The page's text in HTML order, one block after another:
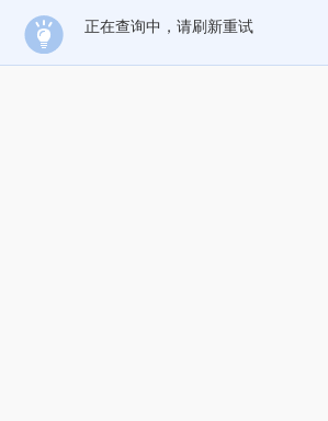
正在查询中，请刷新重试